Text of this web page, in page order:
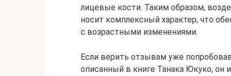
лицевые кости. Таким образом,
носит комплексный характер, что
с возрастными изменениями.
Если верить отзывам уже
описанный в книге Танака Юкуко, он